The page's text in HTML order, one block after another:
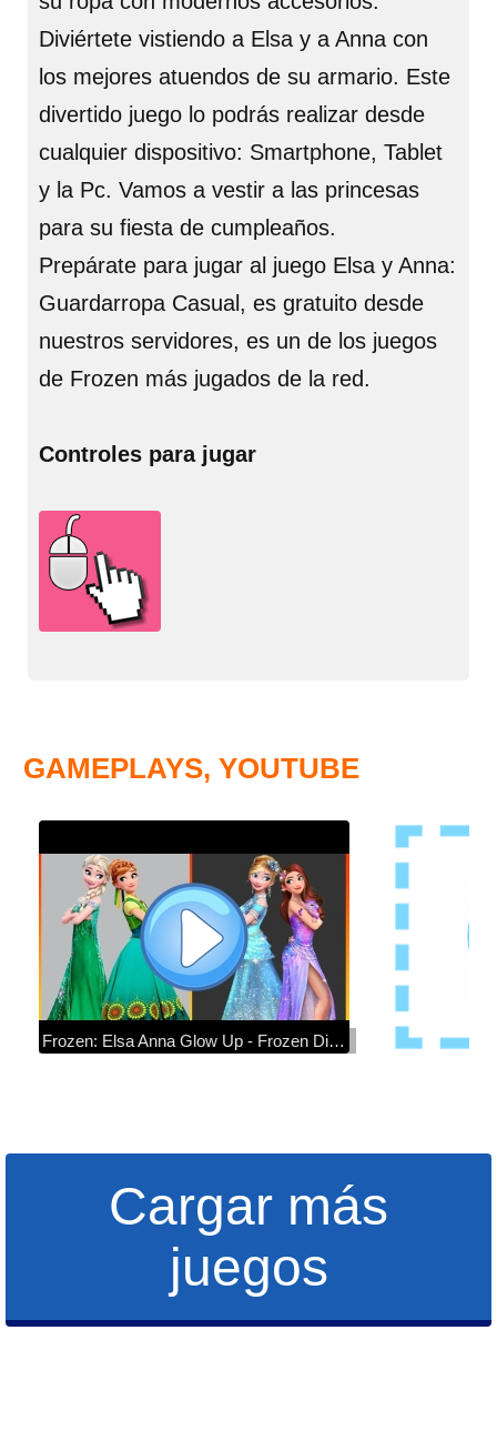
Diviértete vistiendo a Elsa y a Anna con
los mejores atuendos de su armario. Este
divertido juego lo podrás realizar desde
cualquier dispositivo: Smartphone, Tablet
y la Pc. Vamos a vestir a las princesas
para su fiesta de cumpleaños.
Prepárate para jugar al juego Elsa y Anna:
Guardarropa Casual, es gratuito desde
nuestros servidores, es un de los juegos
de Frozen más jugados de la red.
Controles para jugar
GAMEPLAYS, YOUTUBE
Frozen: Elsa Anna Glow Up - Frozen Disney Princesses Glow Up Art
Cargar más
juegos